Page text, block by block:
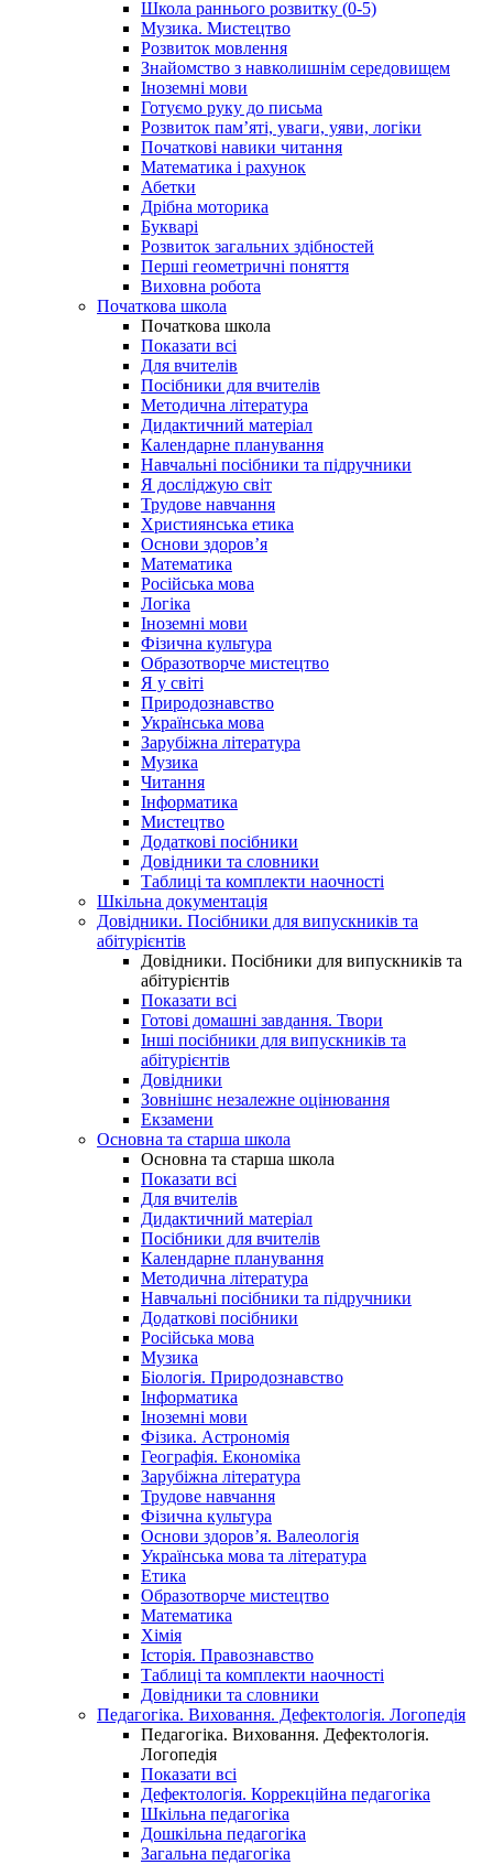
Школа раннього розвитку (0-5)
Музика. Мистецтво
Розвиток мовлення
Знайомство з навколишнім середовищем
Іноземні мови
Готуємо руку до письма
Розвиток пам’яті, уваги, уяви, логіки
Початкові навики читання
Математика і рахунок
Абетки
Дрібна моторика
Букварі
Розвиток загальних здібностей
Перші геометричні поняття
Виховна робота
Початкова школа
Початкова школа
Показати всі
Для вчителів
Посібники для вчителів
Методична література
Дидактичний матеріал
Календарне планування
Навчальні посібники та підручники
Я досліджую світ
Трудове навчання
Християнська етика
Основи здоров’я
Математика
Російська мова
Логіка
Іноземні мови
Фізична культура
Образотворче мистецтво
Я у світі
Природознавство
Українська мова
Зарубіжна література
Музика
Читання
Інформатика
Мистецтво
Додаткові посібники
Довідники та словники
Таблиці та комплекти наочності
Шкільна документація
Довідники. Посібники для випускників та
абітурієнтів
Довідники. Посібники для випускників та
абітурієнтів
Показати всі
Готові домашні завдання. Твори
Інші посібники для випускників та
абітурієнтів
Довідники
Зовнішнє незалежне оцінювання
Екзамени
Основна та старша школа
Основна та старша школа
Показати всі
Для вчителів
Дидактичний матеріал
Посібники для вчителів
Календарне планування
Методична література
Навчальні посібники та підручники
Додаткові посібники
Російська мова
Музика
Біологія. Природознавство
Інформатика
Іноземні мови
Фізика. Астрономія
Географія. Економіка
Зарубіжна література
Трудове навчання
Фізична культура
Основи здоров’я. Валеологія
Українська мова та література
Етика
Образотворче мистецтво
Математика
Хімія
Історія. Правознавство
Таблиці та комплекти наочності
Довідники та словники
Педагогіка. Виховання. Дефектологія. Логопедія
Педагогіка. Виховання. Дефектологія.
Логопедія
Показати всі
Дефектологія. Коррекційна педагогіка
Шкільна педагогіка
Дошкільна педагогіка
Загальна педагогіка